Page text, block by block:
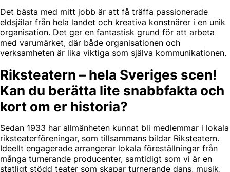
Det bästa med mitt jobb är att få träffa passionerade
eldsjälar från hela landet och kreativa konstnärer i en unik
organisation. Det ger en fantastisk grund för att arbeta
med varumärket, där både organisationen och
verksamheten är lika viktiga som själva kommunikationen.
Riksteatern – hela Sveriges scen!
Kan du berätta lite snabbfakta och
kort om er historia?
Sedan 1933 har allmänheten kunnat bli medlemmar i lokala
riksteaterföreningar, som tillsammans bildar Riksteatern.
Ideellt engagerade arrangerar lokala föreställningar från
många turnerande producenter, samtidigt som vi är en
statligt stödd teater som skapar turnerande dans, musik,